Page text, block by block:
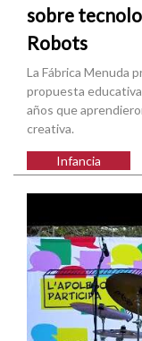
sobre
Robots
La Fábrica Menuda
propuesta
años que
creativa.
Infancia